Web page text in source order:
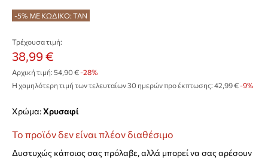
-5% ΜΕ ΚΩΔΙΚΟ: TAN
Τρέχουσα τιμή:
38,99 €
Αρχική τιμή: 54,90 €-28%
Η χαμηλότερη τιμή των τελευταίων 30 ημερών προ έκπτωσης: 42,99 € -9%
Χρώμα: χρυσαφί
Το προϊόν δεν είναι πλέον διαθέσιμο
Δυστυχώς κάποιος σας πρόλαβε, αλλά μπορεί να σας αρέσουν